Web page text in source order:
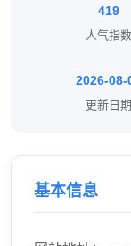
419
人气指数
2026-08-
更新日期
基本信息